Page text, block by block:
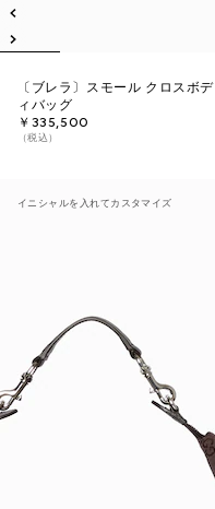
〔ブレラ〕スモール クロスボデ
ィバッグ
￥335,500
（税込）
イニシャルを入れてカスタマイズ